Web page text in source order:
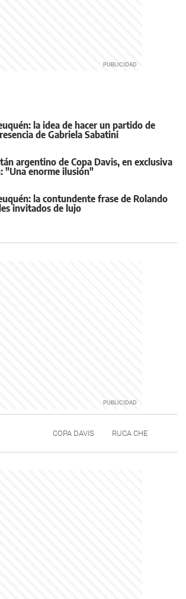
la idea de hacer un partido de
de Gabriela Sabatini
argentino de Copa Davis, en exclusiva
"Una enorme ilusión"
la contundente frase de Rolando
invitados de lujo
COPA DAVIS RUCA CHE